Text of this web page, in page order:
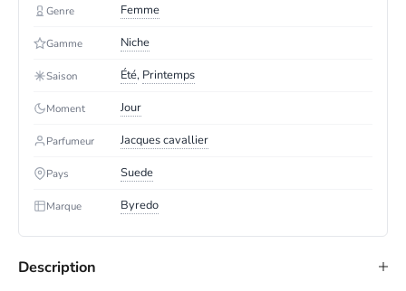
Genre Femme
Gamme Niche
Saison Été, Printemps
Moment Jour
Parfumeur Jacques cavallier
Pays Suede
Marque Byredo
Description